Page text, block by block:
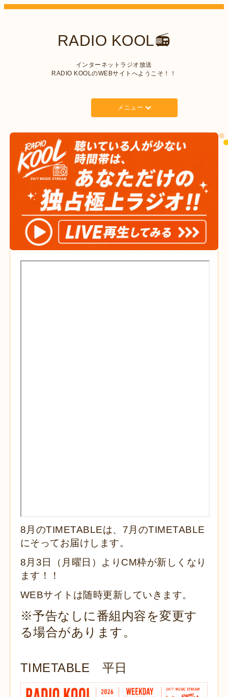
RADIO KOOL📻
インターネットラジオ放送
RADIO KOOLのWEBサイトへようこそ！！
メニュー
8月のTIMETABLEは、7月のTIMETABLE
にそってお届けします。
8月3日（月曜日）よりCM枠が新しくなり
ます！！
WEBサイトは随時更新していきます。
※予告なしに番組内容を変更す
る場合があります。
TIMETABLE 平日